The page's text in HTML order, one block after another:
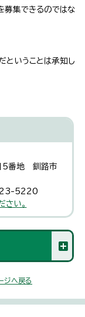
募集できるのではな
ということは承知し
5番地 釧路市
23-5220
さい。
ジへ戻る